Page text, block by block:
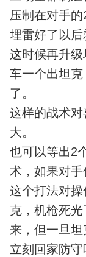
压制在对手
埋雷好了以后
这时候再升
车一个出坦
了。
这样的战术
大。
也可以等出2
术，如果对手
这个打法对
克，机枪死
来，但一旦坦
立刻回家防守